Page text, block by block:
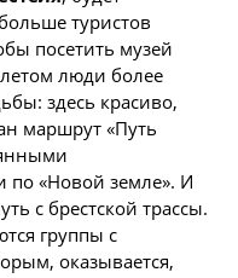
туристов
посетить музей
люди более
здесь красиво,
маршрут «Путь
по «Новой земле». И
с брестской трассы.
группы с
оказывается,